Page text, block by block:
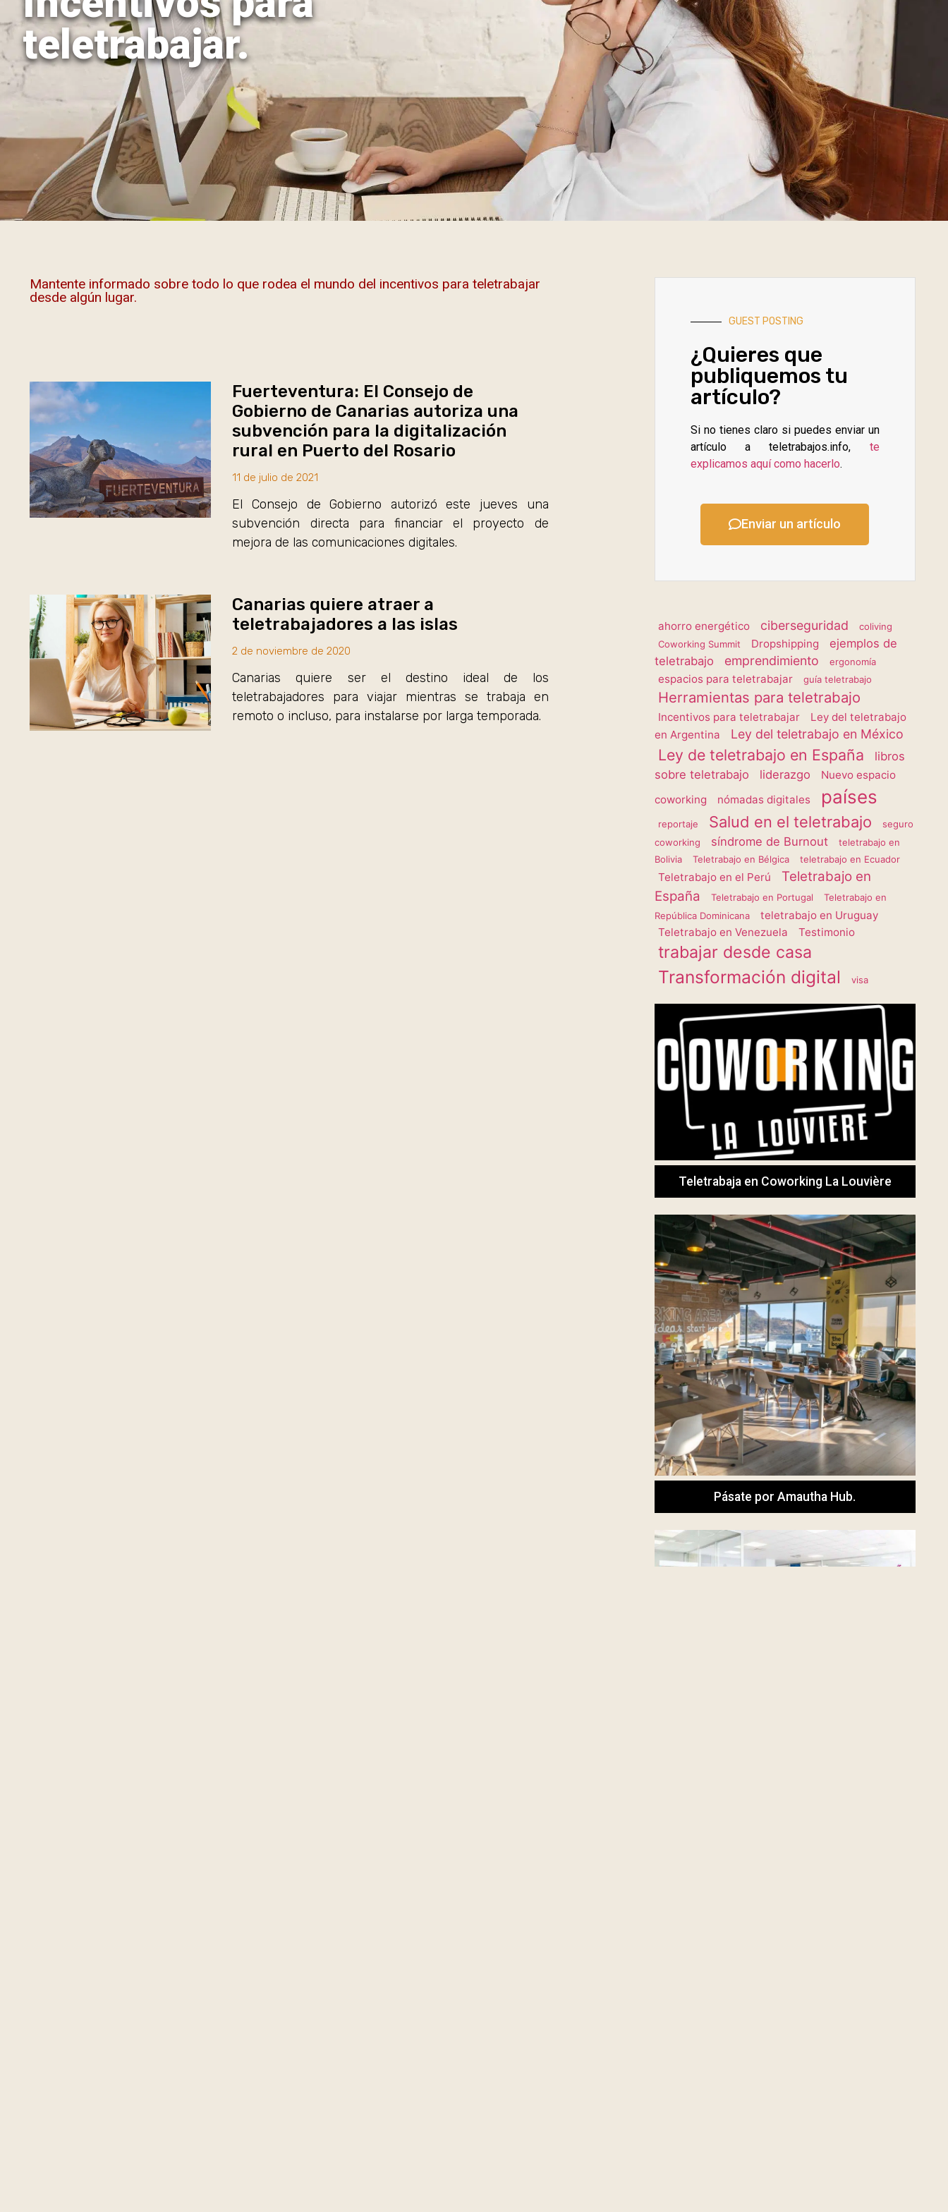
teletrabajar.
Mantente informado sobre todo lo que rodea el mundo del incentivos para teletrabajar
desde algún lugar.
Fuerteventura: El Consejo de
Gobierno de Canarias autoriza una
subvención para la digitalización
rural en Puerto del Rosario
11 de julio de 2021
El Consejo de Gobierno autorizó este jueves una
subvención directa para financiar el proyecto de
mejora de las comunicaciones digitales.
Canarias quiere atraer a
teletrabajadores a las islas
2 de noviembre de 2020
Canarias quiere ser el destino ideal de los
teletrabajadores para viajar mientras se trabaja en
remoto o incluso, para instalarse por larga temporada.
GUEST POSTING
¿Quieres que
publiquemos tu
artículo?
Si no tienes claro si puedes enviar un
artículo a teletrabajos.info, te
explicamos aquí como hacerlo.
Enviar un artículo
ahorro energético ciberseguridad
coliving
Coworking Summit
Dropshipping
ejemplos de
teletrabajo
emprendimiento ergonomía
espacios para teletrabajar guía teletrabajo
Herramientas para teletrabajo
Incentivos para teletrabajar
Ley del teletrabajo
en Argentina
Ley del teletrabajo en México
Ley de teletrabajo en España
libros
sobre teletrabajo
liderazgo
Nuevo espacio
coworking
nómadas digitales países
reportaje Salud en el teletrabajo
seguro
coworking
síndrome de Burnout
teletrabajo en
Bolivia
Teletrabajo en Bélgica teletrabajo en Ecuador
Teletrabajo en el Perú
Teletrabajo en
España
Teletrabajo en Portugal
Teletrabajo en
República Dominicana
teletrabajo en Uruguay
Teletrabajo en Venezuela
Testimonio
trabajar desde casa
Transformación digital visa
Teletrabaja en Coworking La Louvière
Pásate por Amautha Hub.